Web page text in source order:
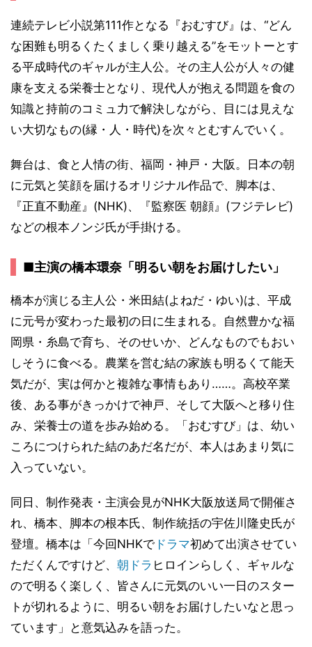
連続テレビ小説第111作となる『おむすび』は、“どん
な困難も明るくたくましく乗り越える”をモットーとす
る平成時代のギャルが主人公。その主人公が人々の健
康を支える栄養士となり、現代人が抱える問題を食の
知識と持前のコミュ力で解決しながら、目には見えな
い大切なもの(縁・人・時代)を次々とむすんでいく。
舞台は、食と人情の街、福岡・神戸・大阪。日本の朝
に元気と笑顔を届けるオリジナル作品で、脚本は、
『正直不動産』(NHK)、『監察医 朝顔』(フジテレビ)
などの根本ノンジ氏が手掛ける。
■主演の橋本環奈「明るい朝をお届けしたい」
橋本が演じる主人公・米田結(よねだ・ゆい)は、平成
に元号が変わった最初の日に生まれる。自然豊かな福
岡県・糸島で育ち、そのせいか、どんなものでもおい
しそうに食べる。農業を営む結の家族も明るくて能天
気だが、実は何かと複雑な事情もあり……。高校卒業
後、ある事がきっかけで神戸、そして大阪へと移り住
み、栄養士の道を歩み始める。「おむすび」は、幼い
ころにつけられた結のあだ名だが、本人はあまり気に
入っていない。
同日、制作発表・主演会見がNHK大阪放送局で開催さ
れ、橋本、脚本の根本氏、制作統括の宇佐川隆史氏が
登壇。橋本は「今回NHKでドラマ初めて出演させてい
ただくんですけど、 朝ドラ ヒロインらしく、ギャルな
ので明るく楽しく、皆さんに元気のいい一日のスター
トが切れるように、明るい朝をお届けしたいなと思っ
ています」と意気込みを語った。